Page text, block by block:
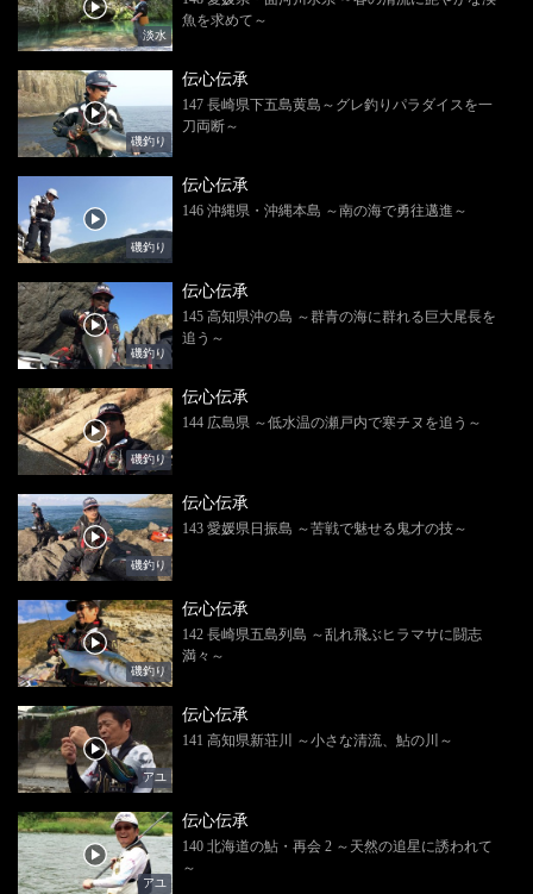
淡水
魚を求めて～
磯釣り
伝心伝承
147 長崎県下五島黄島～グレ釣りパラダイスを一
刀両断～
磯釣り
伝心伝承
146 沖縄県・沖縄本島 ～南の海で勇往邁進～
磯釣り
伝心伝承
145 高知県沖の島 ～群青の海に群れる巨大尾長を
追う～
磯釣り
伝心伝承
144 広島県 ～低水温の瀬戸内で寒チヌを追う～
磯釣り
伝心伝承
143 愛媛県日振島 ～苦戦で魅せる鬼才の技～
磯釣り
伝心伝承
142 長崎県五島列島 ～乱れ飛ぶヒラマサに闘志
満々～
アユ
伝心伝承
141 高知県新荘川 ～小さな清流、鮎の川～
アユ
伝心伝承
140 北海道の鮎・再会 2 ～天然の追星に誘われて
～